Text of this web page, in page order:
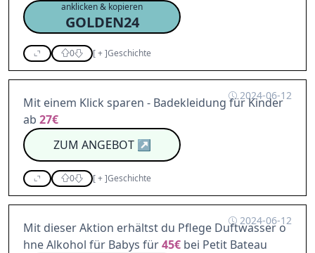
anklicken & kopieren
GOLDEN24
0 [+]Geschichte
2024-06-12
Mit einem Klick sparen - Badekleidung für Kinder
ab 27€
ZUM ANGEBOT↗
0 [+]Geschichte
2024-06-12
Mit dieser Aktion erhältst du Pflege Duftwasser o
hne Alkohol für Babys für45€ bei Petit Bateau